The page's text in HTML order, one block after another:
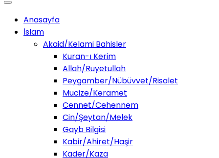
Anasayfa
İslam
Akaid/Kelami Bahisler
Kuran-ı Kerim
Allah/Ruyetullah
Peygamber/Nübüvvet/Risalet
Mucize/Keramet
Cennet/Cehennem
Cin/Şeytan/Melek
Gayb Bilgisi
Kabir/Ahiret/Haşir
Kader/Kaza